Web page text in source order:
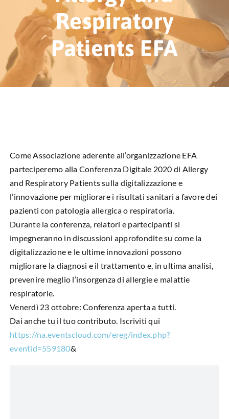
NEWS & EVENTI
CHI SIAMO
L’ANGOLO DEL PAZIENTE
LIBRO SCRITTURE IN ROSA
Respiratory
Patients EFA
Come Associazione aderente all’organizzazione EFA
parteciperemo alla Conferenza Digitale 2020 di Allergy
and Respiratory Patients sulla digitalizzazione e
l’innovazione per migliorare i risultati sanitari a favore dei
pazienti con patologia allergica o respiratoria.
Durante la conferenza, relatori e partecipanti si
impegneranno in discussioni approfondite su come la
digitalizzazione e le ultime innovazioni possono
migliorare la diagnosi e il trattamento e, in ultima analisi,
prevenire meglio l’insorgenza di allergie e malattie
respiratorie.
Venerdì 23 ottobre: Conferenza aperta a tutti.
Dai anche tu il tuo contributo. Iscriviti qui
https://na.eventscloud.com/ereg/index.php?
eventid=559180&